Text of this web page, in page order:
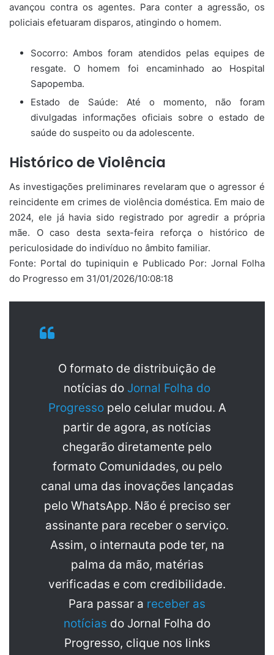
avançou contra os agentes. Para conter a agressão, os
policiais efetuaram disparos, atingindo o homem.
Socorro: Ambos foram atendidos pelas equipes de
resgate. O homem foi encaminhado ao Hospital
Sapopemba.
Estado de Saúde: Até o momento, não foram
divulgadas informações oficiais sobre o estado de
saúde do suspeito ou da adolescente.
Histórico de Violência
As investigações preliminares revelaram que o agressor é
reincidente em crimes de violência doméstica. Em maio de
2024, ele já havia sido registrado por agredir a própria
mãe. O caso desta sexta-feira reforça o histórico de
periculosidade do indivíduo no âmbito familiar.
Fonte: Portal do tupiniquin e Publicado Por: Jornal Folha
do Progresso em 31/01/2026/10:08:18
O formato de distribuição de
notícias do Jornal Folha do
Progresso pelo celular mudou. A
partir de agora, as notícias
chegarão diretamente pelo
formato Comunidades, ou pelo
canal uma das inovações lançadas
pelo WhatsApp. Não é preciso ser
assinante para receber o serviço.
Assim, o internauta pode ter, na
palma da mão, matérias
verificadas e com credibilidade.
Para passar a receber as
notícias do Jornal Folha do
Progresso, clique nos links